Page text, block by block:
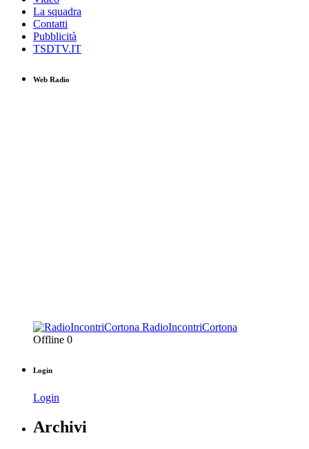
La squadra
Contatti
Pubblicità
TSDTV.IT
Web Radio
RadioIncontriCortona
Offline 0
Login
Login
Archivi